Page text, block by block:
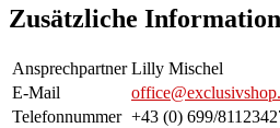
Zusätzliche
Ansprechpartner Lilly Mischel
E-Mail
Telefonnummer +43 (0) 699/